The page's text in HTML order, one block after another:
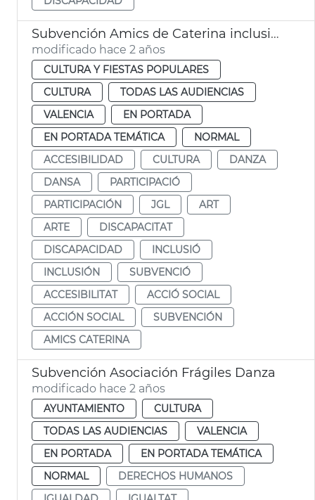
Subvención Amics de Caterina inclusión
modificado hace 2 años
CULTURA Y FIESTAS POPULARES
CULTURA
TODAS LAS AUDIENCIAS
VALENCIA
EN PORTADA
EN PORTADA TEMÁTICA
NORMAL
ACCESIBILIDAD
CULTURA
DANZA
DANSA
PARTICIPACIÓ
PARTICIPACIÓN
JGL
ART
ARTE
DISCAPACITAT
DISCAPACIDAD
INCLUSIÓ
INCLUSIÓN
SUBVENCIÓ
ACCESIBILITAT
ACCIÓ SOCIAL
ACCIÓN SOCIAL
SUBVENCIÓN
AMICS CATERINA
Subvención Asociación Frágiles Danza
modificado hace 2 años
AYUNTAMIENTO
CULTURA
TODAS LAS AUDIENCIAS
VALENCIA
EN PORTADA
EN PORTADA TEMÁTICA
NORMAL
DERECHOS HUMANOS